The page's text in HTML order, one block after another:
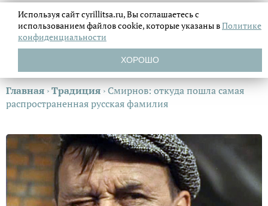
Главная ›Традиция ›Смирнов: откуда пошла самая
распространенная русская фамилия
Используя сайт cyrillitsa.ru, Вы соглашаетесь с
использованием файловcookie, которые указаны вПолитике
конфиденциальности
ХОРОШО